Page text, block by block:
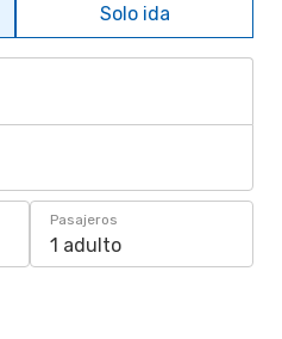
Solo ida
Pasajeros
1 adulto